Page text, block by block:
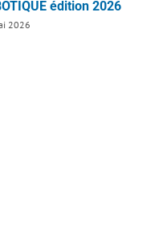
édition 2026
2026